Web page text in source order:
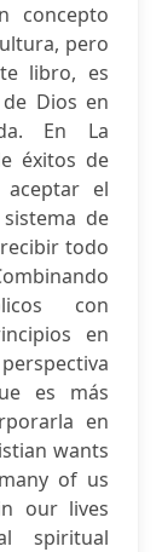
concepto
pero
libro, es
Dios en
En La
éxitos de
aceptar el
de
todo
con
en
es más
en
wants
of us
our lives
spiritual